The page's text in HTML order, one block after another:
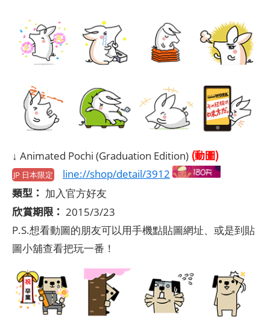
↓ Animated Pochi (Graduation Edition) (動圖)
JP 日本限定 line://shop/detail/3912
類型： 加入官方好友
欣賞期限： 2015/3/23
P.S.想看動圖的朋友可以用手機點貼圖網址、或是到貼
圖小舖查看把玩一番！